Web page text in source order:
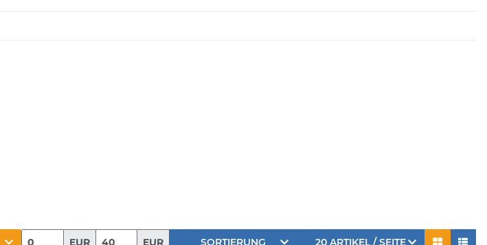
EUR EUR SORTIERUNG 20 ARTIKEL / SEITE